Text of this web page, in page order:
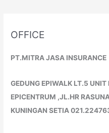
OFFICE
PT.MITRA JASA INSURANCE
GEDUNG EPIWALK LT.5
EPICENTRUM ,JL.HR
KUNINGAN SETIA